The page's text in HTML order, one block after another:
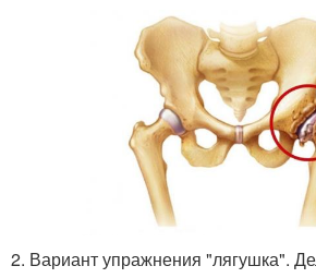
2. Вариант упражнения "лягушка".